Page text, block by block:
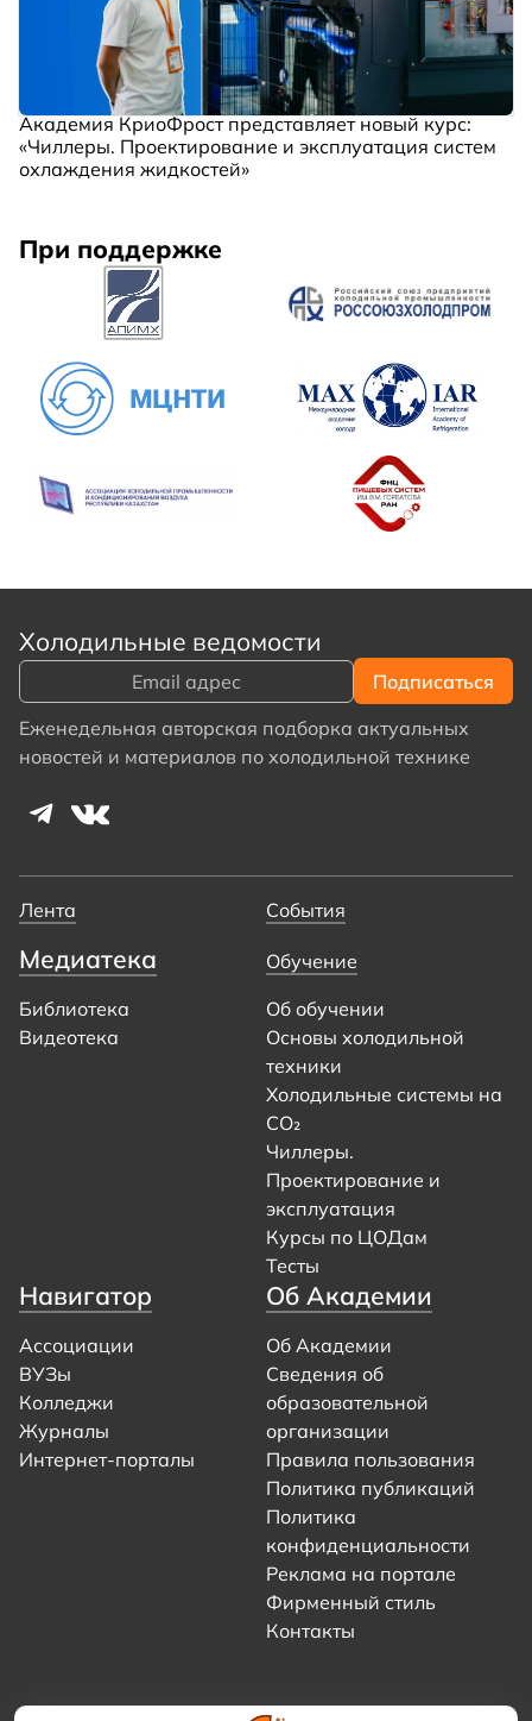
Академия КриоФрост представляет новый курс:
«Чиллеры. Проектирование и эксплуатация систем
охлаждения жидкостей»
При поддержке
Холодильные ведомости
Еженедельная авторская подборка актуальных
новостей и материалов по холодильной технике
Лента События
Медиатека
Библиотека
Видеотека
Обучение
Об обучении
Основы холодильной
техники
Холодильные системы на
CO₂
Чиллеры.
Проектирование и
эксплуатация
Курсы по ЦОДам
Тесты
Навигатор
Ассоциации
ВУЗы
Колледжи
Журналы
Интернет-порталы
Об Академии
Об Академии
Сведения об
образовательной
организации
Правила пользования
Политика публикаций
Политика
конфиденциальности
Реклама на портале
Фирменный стиль
Контакты